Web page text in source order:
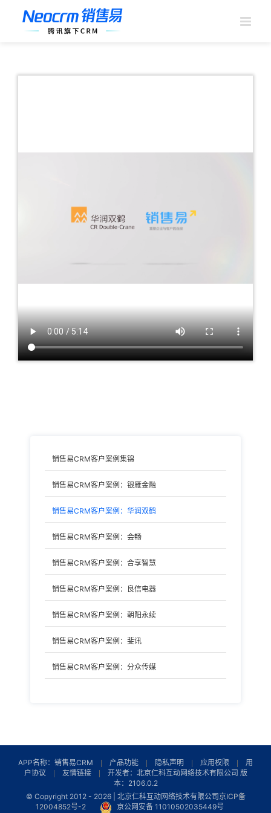
销售易CRM客户案例集锦
销售易CRM客户案例：银雁金融
销售易CRM客户案例：华润双鹤
销售易CRM客户案例：会畅
销售易CRM客户案例：合享智慧
销售易CRM客户案例：良信电器
销售易CRM客户案例：朝阳永续
销售易CRM客户案例：斐讯
销售易CRM客户案例：分众传媒
APP名称：销售易CRM 产品功能 隐私声明 应用权限
用
户协议
友情链接
开发者：北京仁科互动网络技术有限公司 版
本：2106.0.2
© Copyright 2012 - 2026 | 北京仁科互动网络技术有限公司京ICP备
12004852号-2
京公网安备 11010502035449号